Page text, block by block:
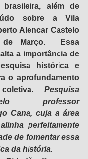
brasileira, além de
sobre a Vila
Alencar Castelo
Março.  Essa
a importância de
histórica e
o aprofundamento
Pesquisa
professor
Cana, cuja a área
perfeitamente
de fomentar essa
da história.